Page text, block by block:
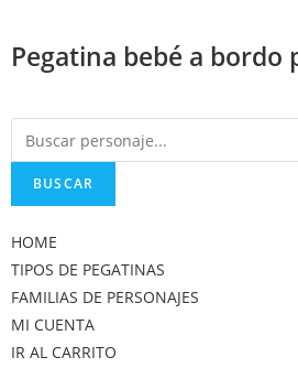
contenido
Pegatina bebé a
BUSCAR
HOME
TIPOS DE PEGATINAS
FAMILIAS DE PERSONAJES
MI CUENTA
IR AL CARRITO